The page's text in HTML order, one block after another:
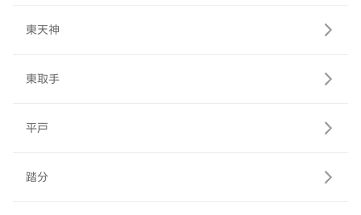
東天神
東取手
平戸
踏分